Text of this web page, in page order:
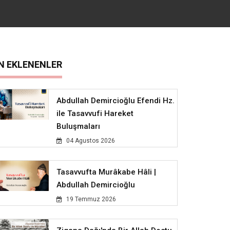
EKLENENLER
Abdullah Demircioğlu Efendi Hz.
ile Tasavvufi Hareket
Buluşmaları
04 Agustos 2026
Tasavvufta Murâkabe Hâli |
Abdullah Demircioğlu
19 Temmuz 2026